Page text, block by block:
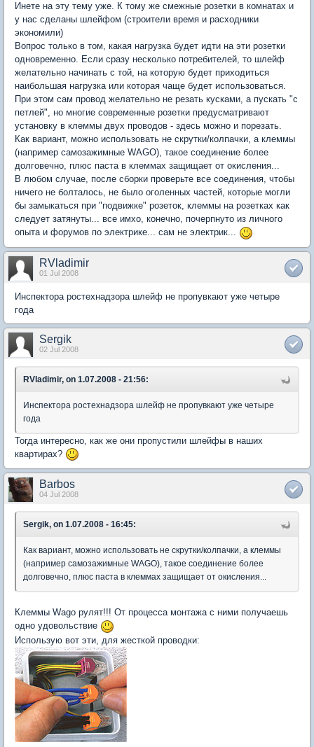
Инете на эту тему уже. К тому же смежные розетки в комнатах и
у нас сделаны шлейфом (строители время и расходники
экономили)
Вопрос только в том, какая нагрузка будет идти на эти розетки
одновременно. Если сразу несколько потребителей, то шлейф
желательно начинать с той, на которую будет приходиться
наибольшая нагрузка или которая чаще будет использоваться.
При этом сам провод желательно не резать кусками, а пускать "с
петлей", но многие современные розетки предусматривают
установку в клеммы двух проводов - здесь можно и порезать.
Как вариант, можно использовать не скрутки/колпачки, а клеммы
(например самозажимные WAGO), такое соединение более
долговечно, плюс паста в клеммах защищает от окисления...
В любом случае, после сборки проверьте все соединения, чтобы
ничего не болталось, не было оголенных частей, которые могли
бы замыкаться при "подвижке" розеток, клеммы на розетках как
следует затянуты... все имхо, конечно, почерпнуто из личного
опыта и форумов по электрике... сам не электрик...
RVladimir
01 Jul 2008
Инспектора ростехнадзора шлейф не пропувкают уже четыре
года
Sergik
02 Jul 2008
RVladimir, on 1.07.2008 - 21:56:
Инспектора ростехнадзора шлейф не пропувкают уже четыре
года
Тогда интересно, как же они пропустили шлейфы в наших
квартирах?
Barbos
04 Jul 2008
Sergik, on 1.07.2008 - 16:45:
Как вариант, можно использовать не скрутки/колпачки, а клеммы
(например самозажимные WAGO), такое соединение более
долговечно, плюс паста в клеммах защищает от окисления...
Клеммы Wago рулят!!! От процесса монтажа с ними получаешь
одно удовольствие
Использую вот эти, для жесткой проводки: